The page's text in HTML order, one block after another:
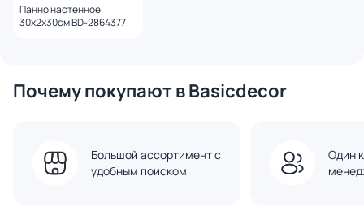
Панно настенное
30х2х30см BD-2864377
Почему покупают в Basicdecor
Большой ассортимент с
удобным поиском
Один